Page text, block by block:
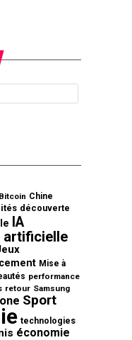
Bitcoin Chine
découverte
IA
artificielle
Mise à
performance
retour Samsung
Sport
technologies
économie